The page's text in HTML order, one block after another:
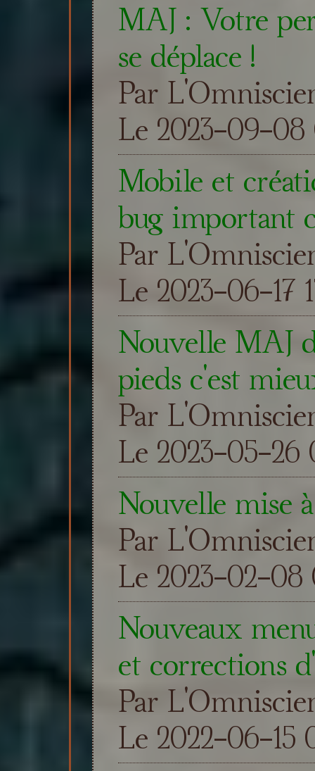
MAJ : Votre
se déplace !
Par
Le 2023-09-08
Mobile et
bug important
Par
Le 2023-06-17
Nouvelle MAJ
pieds c'est
Par
Le 2023-05-26
Nouvelle mise
Par
Le 2023-02-08
Nouveaux
et corrections
Par
Le 2022-06-15